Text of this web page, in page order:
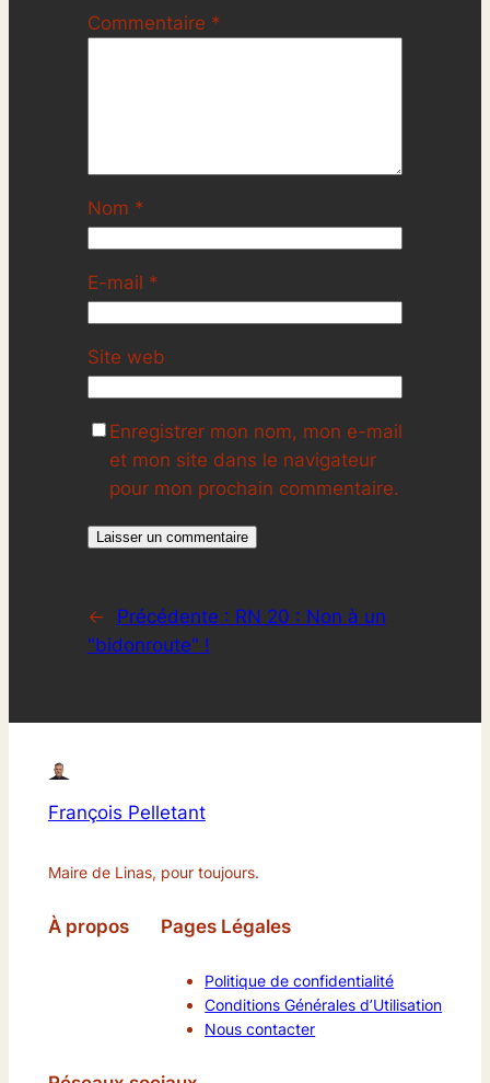
Commentaire *
Nom *
E-mail *
Site web
Enregistrer mon nom, mon e-mail
et mon site dans le navigateur
pour mon prochain commentaire.
← Précédente : RN 20 : Non à un
"bidonroute" !
François Pelletant
Maire de Linas, pour toujours.
À propos Pages Légales
Politique de confidentialité
Conditions Générales d’Utilisation
Nous contacter